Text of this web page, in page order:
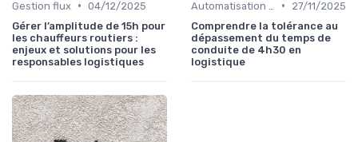
Gestion flux • 04/12/2025
Gérer l’amplitude de 15h pour
les chauffeurs routiers :
enjeux et solutions pour les
responsables logistiques
•
27/11/2025
Comprendre la tolérance au
dépassement du temps de
conduite de 4h30 en
logistique